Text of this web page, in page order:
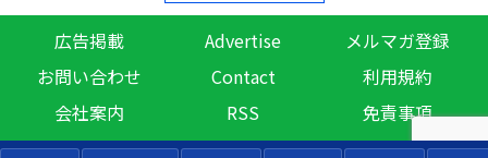
広告掲載 Advertise
メルマガ登録
お問い合わせ
Contact
利用規約
会社案内
RSS 免責事項